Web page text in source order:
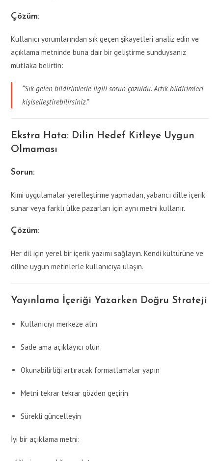
Çözüm:
Kullanıcı yorumlarından sık geçen şikayetleri analiz edin ve
açıklama metninde buna dair bir geliştirme sunduysanız
mutlaka belirtin:
“Sık gelen bildirimlerle ilgili sorun çözüldü. Artık bildirimleri
kişiselleştirebilirsiniz.”
Ekstra Hata: Dilin Hedef Kitleye Uygun
Olmaması
Sorun:
Kimi uygulamalar yerelleştirme yapmadan, yabancı dille içerik
sunar veya farklı ülke pazarları için aynı metni kullanır.
Çözüm:
Her dil için yerel bir içerik yazımı sağlayın. Kendi kültürüne ve
diline uygun metinlerle kullanıcıya ulaşın.
Yayınlama İçeriği Yazarken Doğru Strateji
Kullanıcıyı merkeze alın
Sade ama açıklayıcı olun
Okunabilirliği artıracak formatlamalar yapın
Metni tekrar tekrar gözden geçirin
Sürekli güncelleyin
İyi bir açıklama metni: